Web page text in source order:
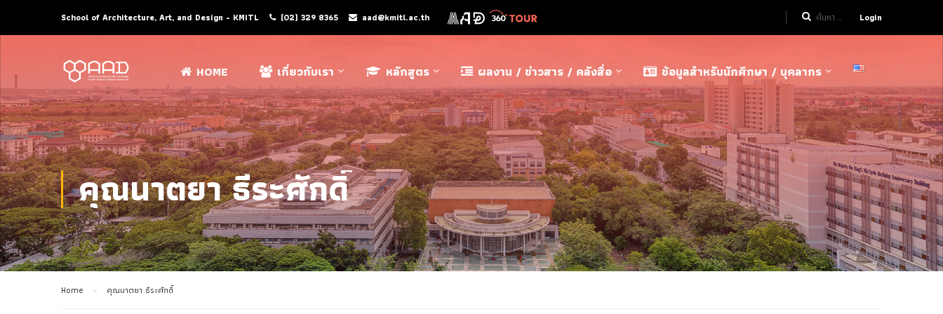
School of Architecture, Art, and Design - KMITL (02) 329 8365 aad@kmitl.ac.th Login
HOME เกี่ยวกับเรา หลักสูตร ผลงาน / ข่าวสาร / คลังสื่อ ข้อมูลสำหรับนักศึกษา / บุคลากร
คุณนาตยา ธีระศักดิ์
Home คุณนาตยา ธีระศักดิ์